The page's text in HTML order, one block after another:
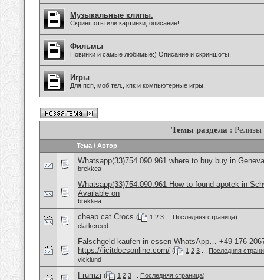
Музыкальные клипы.
Скриншоты или картинки, описание!
Фильмы
Новинки и самые любимые:) Описание и скриншоты.
Игры
Для псп, моб.тел., кпк и компьютерные игры.
Темы раздела : Релизы
Тема / Автор
Whatsapp(33)754.090.961 where to buy buy in
brekkea
Whatsapp(33)754.090.961 How to found apotek in
Available on
brekkea
cheap cat Crocs ( 1 2 3 Последняя страница)
clarkcreed
Falschgeld kaufen in essen WhatsApp… +49 176
https://licitdocsonline.com/ ( 1 2 3
Последняя
vicklund
Frumzi ( 1 2 3 Последняя страница)